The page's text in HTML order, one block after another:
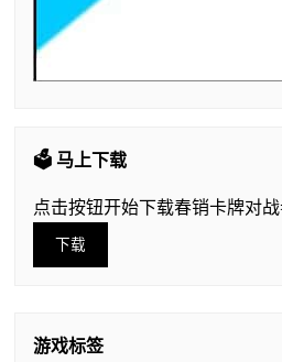
🗳️ 马上下载
点击按钮开始下载春销卡牌对
下载
游戏标签